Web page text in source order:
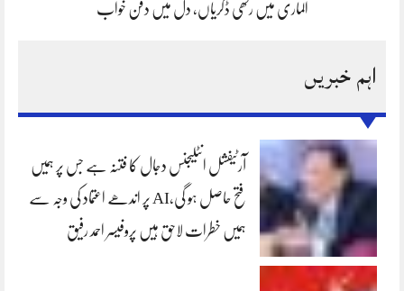
الماری میں رکھی ڈگریاں، دل میں دفن خواب
اہم خبریں
آرٹیفشل انٹلیجنس دجال کا فتنہ ہے جس پر ہمیں
فتح حاصل ہو گی،AI پر اندھے اعتماد کی وجہ سے
ہمیں خطرات لاحق ہیں پروفیسر احمد رفیق